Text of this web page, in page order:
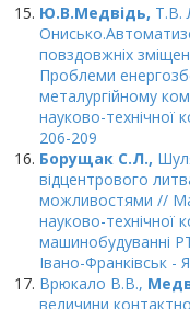
Ю.В.Медвідь, Т.В.
повздовжніх
Проблеми
металургійному
науково-технічної
206-209
Борущак С.Л.,
відцентрового
можливостями //
науково-технічної
машинобудуванні
Івано-Франківськ -
Врюкало В.В.,
величини